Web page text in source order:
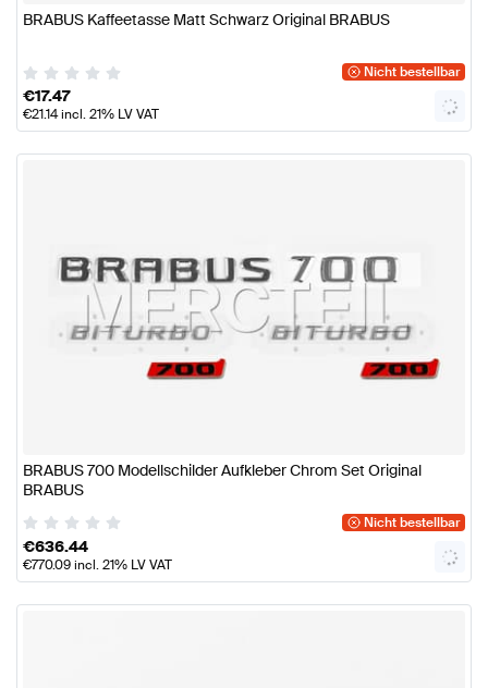
BRABUS Kaffeetasse Matt Schwarz Original BRABUS
Nicht bestellbar
€17.47
€21.14incl. 21% LV VAT
BRABUS 700 Modellschilder Aufkleber Chrom Set Original
BRABUS
Nicht bestellbar
€636.44
€770.09incl. 21% LV VAT